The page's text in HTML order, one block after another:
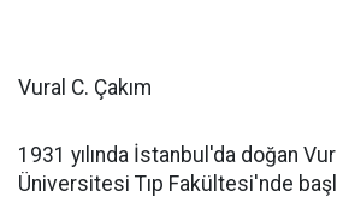
Vural C. Çakım
1931 yılında İstanbul'da doğan
Üniversitesi Tıp Fakültesi'nde